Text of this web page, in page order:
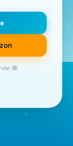
🌺